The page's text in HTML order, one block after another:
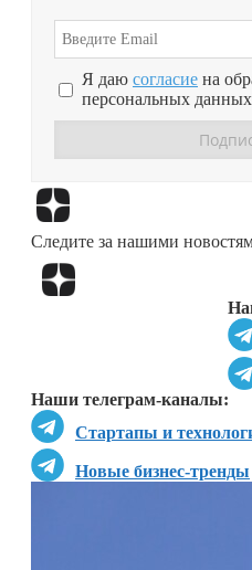
Я даю согласие на
персональных
Следите за нашими
Наши телеграм-каналы:
Стартапы и
Новые бизнес-тренды